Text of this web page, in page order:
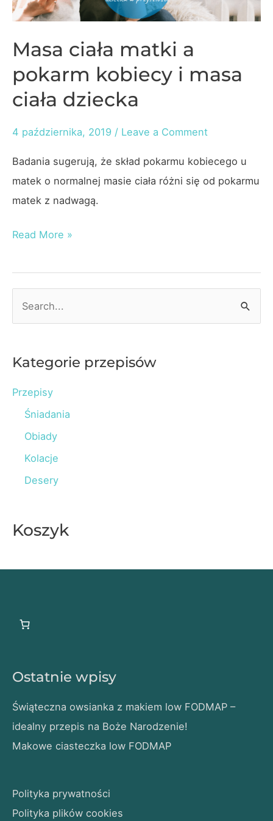
Masa ciała matki a
pokarm kobiecy i masa
ciała dziecka
4 października, 2019 / Leave a Comment
Badania sugerują, że skład pokarmu kobiecego u
matek o normalnej masie ciała różni się od pokarmu
matek z nadwagą.
Masa
matki
a
pokarm
masa
ciała
dziecka
Read More »
r
h
Kategorie przepisów
Przepisy
Śniadania
Obiady
Kolacje
Desery
Koszyk
Ostatnie wpisy
Świąteczna owsianka z makiem low FODMAP –
idealny przepis na Boże Narodzenie!
Makowe ciasteczka low FODMAP
Polityka prywatności
Polityka plików cookies